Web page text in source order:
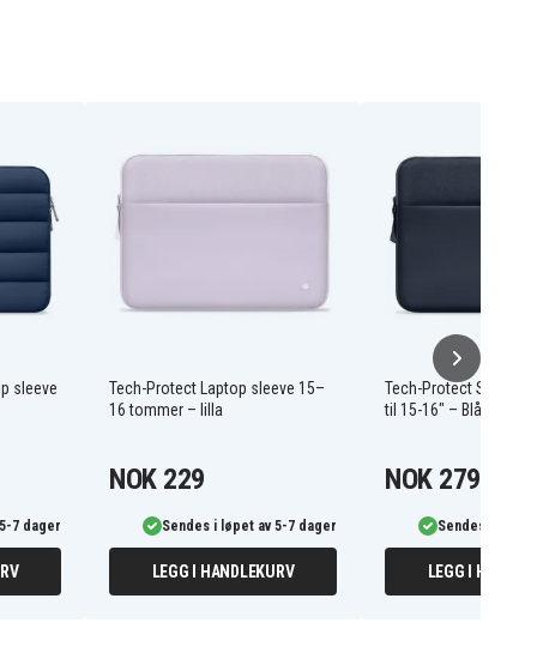
sleeve
7 dager
Tech-Protect Laptop sleeve 15–
16 tommer – lilla
NOK 229
Sendes i løpet av 5-7 dager
LEGG I HANDLEKURV
Tech-Protect Sleeve
til 15-16" – Blå
NOK 279
Sendes i løpet
LEGG I